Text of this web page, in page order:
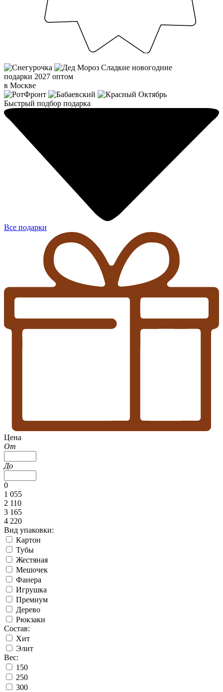
Сладкие новогодние
подарки 2027 оптом
в Москве
Быстрый подбор подарка
Все подарки
Цена
От
До
0
1 055
2 110
3 165
4 220
Вид упаковки:
Картон
Тубы
Жестяная
Мешочек
Фанера
Игрушка
Премиум
Дерево
Рюкзаки
Состав:
Хит
Элит
Вес:
150
250
300